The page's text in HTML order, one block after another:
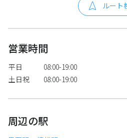
ルート
営業時間
平日
08:00-19:00
土日祝
08:00-19:00
周辺の駅